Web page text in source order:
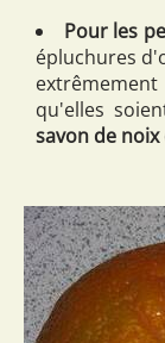
Pour les
épluchures
qu'elles
savon de